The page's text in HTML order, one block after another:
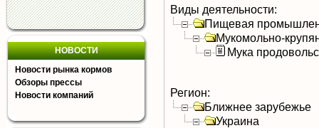
НОВОСТИ
Новости рынка кормов
Обзоры прессы
Новости компаний
Виды деятельности:
Пищевая
Мукомольно-
Мука
Регион:
Ближнее зарубежье
Украина